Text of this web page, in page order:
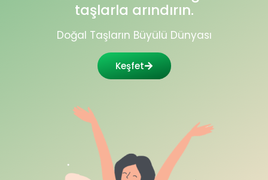
taşlarla arındırın.
Doğal Taşların Büyülü Dünyası
Keşfet